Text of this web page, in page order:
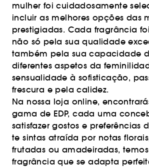
mulher foi cuidadosamente
incluir as melhores opções das
prestigiadas. Cada fragrância
não só pela sua qualidade
também pela sua capacidade
diferentes aspetos da
sensualidade à sofisticação,
frescura e pela calidez.
Na nossa loja online,
gama de EDP, cada uma
satisfazer gostos e preferências
te sintas atraída por notas
frutadas ou amadeiradas,
fragrância que se adapta